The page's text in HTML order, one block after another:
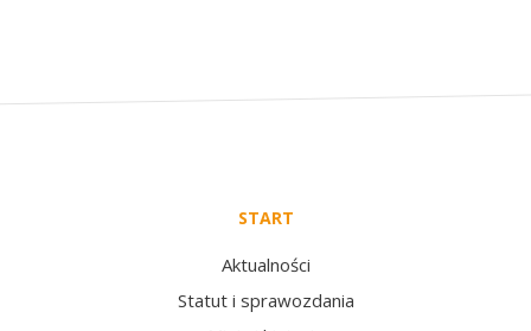
START
Aktualności
Statut i sprawozdania